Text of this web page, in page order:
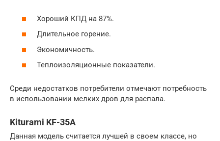
Хороший КПД на 87%.
Длительное горение.
Экономичность.
Теплоизоляционные показатели.
Среди недостатков потребители отмечают потребность
в использовании мелких дров для распала.
Kiturami KF-35A
Данная модель считается лучшей в своем классе, но